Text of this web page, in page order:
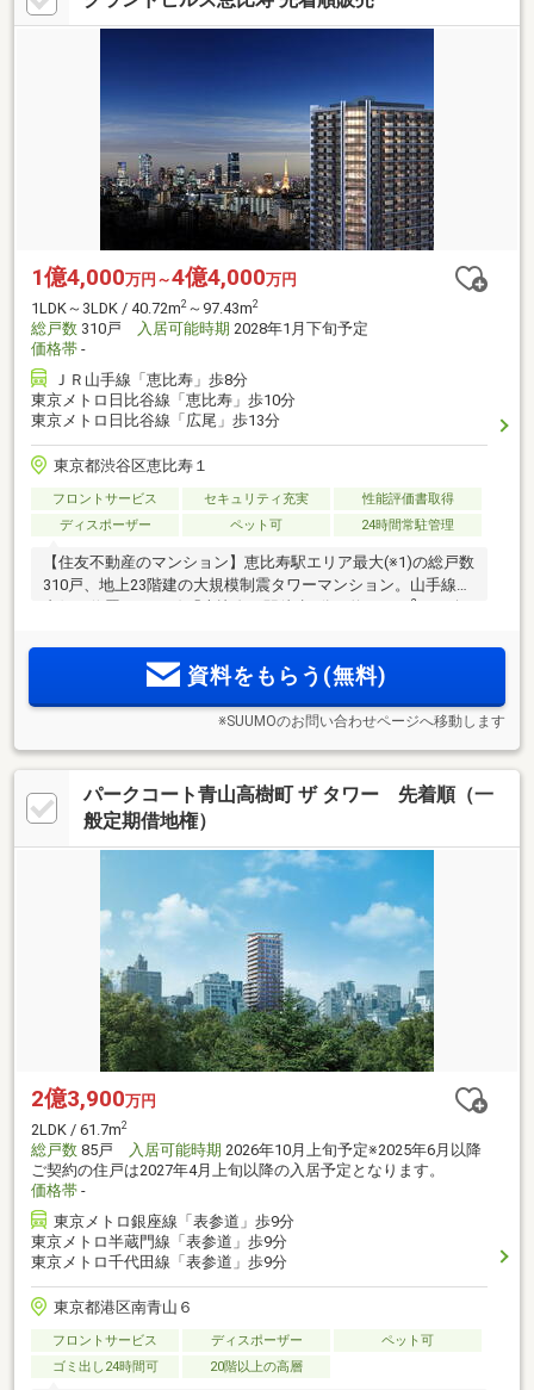
1億4,000万円～4億4,000万円
1LDK～3LDK / 40.72m2 ～97.43m2
総戸数 310戸 入居可能時期 2028年1月下旬予定
価格帯 -
ＪＲ山手線「恵比寿」歩8分
東京メトロ日比谷線「恵比寿」歩10分
東京メトロ日比谷線「広尾」歩13分
東京都渋谷区恵比寿１
フロントサービス セキュリティ充実
性能評価書取得
ディスポーザー
ペット可 24時間常駐管理
【住友不動産のマンション】恵比寿駅エリア最大(※1)の総戸数
310戸、地上23階建の大規模制震タワーマンション。山手線の
2
資料をもらう(無料)
※SUUMOのお問い合わせページへ移動します
パークコート青山高樹町 ザ タワー 先着順（一
般定期借地権）
2億3,900万円
2LDK / 61.7m2
総戸数 85戸 入居可能時期 2026年10月上旬予定※2025年6月以降
ご契約の住戸は2027年4月上旬以降の入居予定となります。
価格帯 -
東京メトロ銀座線「表参道」歩9分
東京メトロ半蔵門線「表参道」歩9分
東京メトロ千代田線「表参道」歩9分
東京都港区南青山６
フロントサービス ディスポーザー
ペット可
ゴミ出し24時間可
20階以上の高層